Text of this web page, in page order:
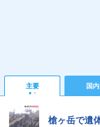
主要 国内
槍ヶ岳で遺